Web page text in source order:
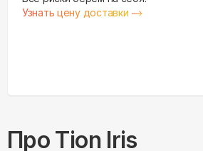
Узнать цену доставки
Про Tion Iris